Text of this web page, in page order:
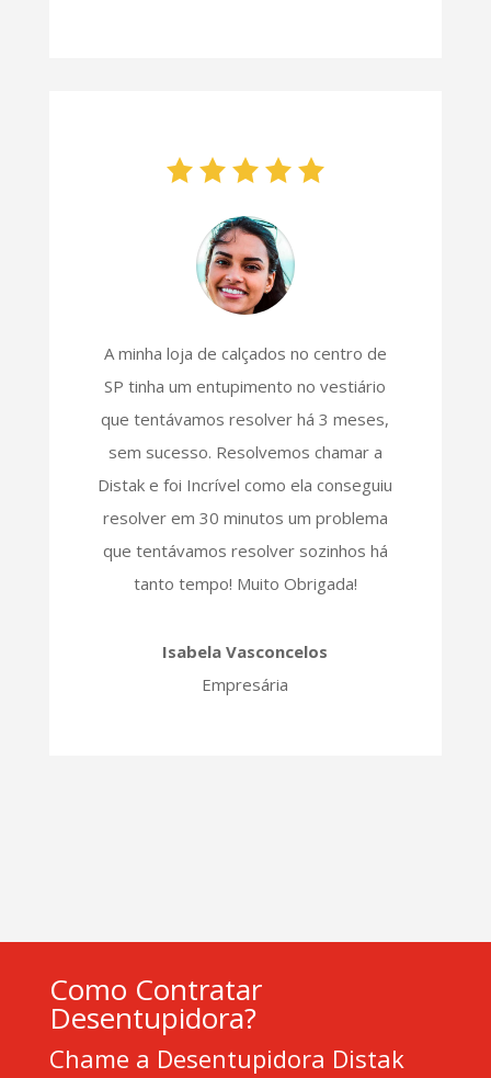
A minha loja de calçados no centro de
SP tinha um entupimento no vestiário
que tentávamos resolver há 3 meses,
sem sucesso. Resolvemos chamar a
Distak e foi Incrível como ela conseguiu
resolver em 30 minutos um problema
que tentávamos resolver sozinhos há
tanto tempo! Muito Obrigada!
Isabela Vasconcelos
Empresária
Como Contratar
Desentupidora?
Chame a Desentupidora Distak